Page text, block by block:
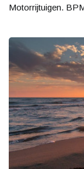
Motorrijtuigen.